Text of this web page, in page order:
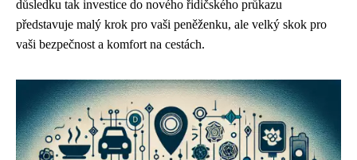
důsledku tak investice do nového řidičského průkazu
představuje malý krok pro vaši peněženku, ale velký skok pro
vaši bezpečnost a komfort na cestách.